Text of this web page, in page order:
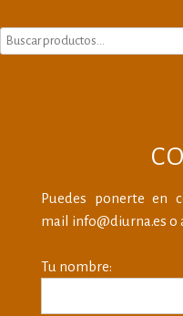
Puedes ponerte en
mail info@diurna.es
Tu nombre: